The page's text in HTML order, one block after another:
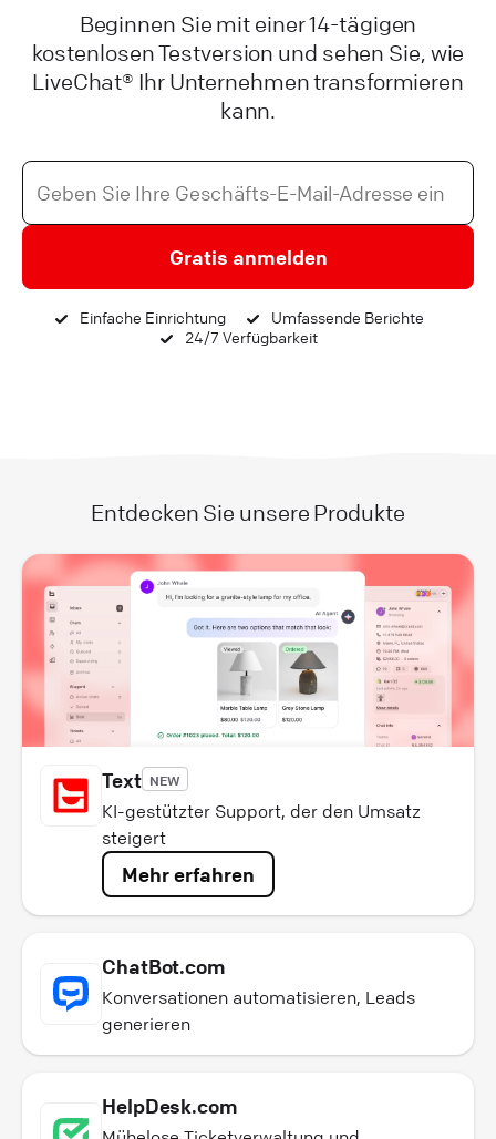
Beginnen Sie mit einer 14-tägigen
kostenlosen Testversion und sehen Sie, wie
LiveChat® Ihr Unternehmen transformieren
kann.
Gratis anmelden
Einfache Einrichtung
Umfassende Berichte
24/7 Verfügbarkeit
Entdecken Sie unsere Produkte
Text NEW
KI-gestützter Support, der den Umsatz
steigert
Mehr erfahren
ChatBot.com
Konversationen automatisieren, Leads
generieren
HelpDesk.com